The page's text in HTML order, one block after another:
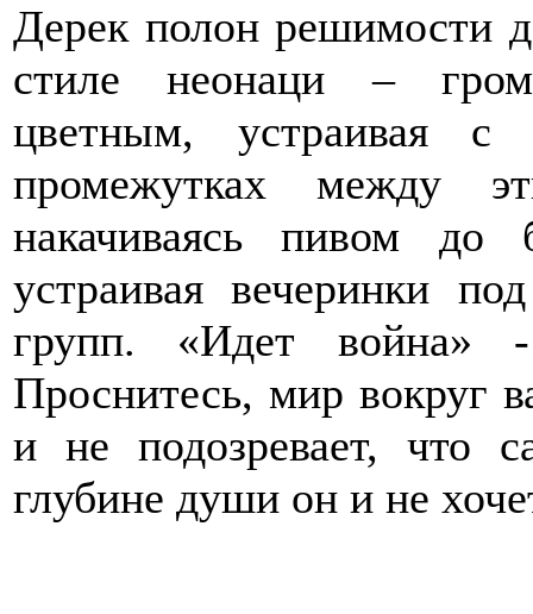
Дерек полон решимости
стиле неонаци –
цветным, устраивая
промежутках между
накачиваясь пивом до
устраивая вечеринки
групп. «Идет война»
Проснитесь, мир вокруг
и не подозревает, что
глубине души он и не